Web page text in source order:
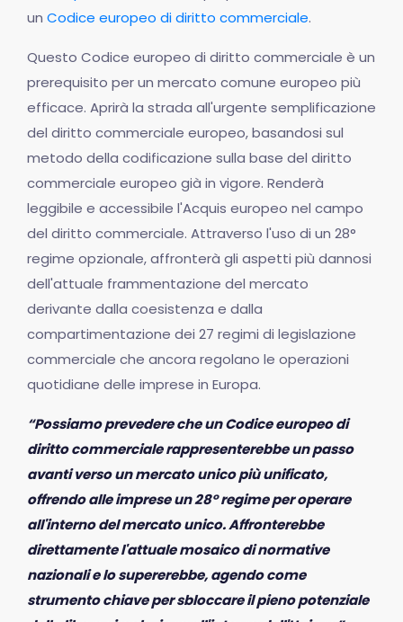
un Codice europeo di diritto commerciale.
Questo Codice europeo di diritto commerciale è un
prerequisito per un mercato comune europeo più
efficace. Aprirà la strada all'urgente semplificazione
del diritto commerciale europeo, basandosi sul
metodo della codificazione sulla base del diritto
commerciale europeo già in vigore. Renderà
leggibile e accessibile l'Acquis europeo nel campo
del diritto commerciale. Attraverso l'uso di un 28°
regime opzionale, affronterà gli aspetti più dannosi
dell'attuale frammentazione del mercato
derivante dalla coesistenza e dalla
compartimentazione dei 27 regimi di legislazione
commerciale che ancora regolano le operazioni
quotidiane delle imprese in Europa.
“Possiamo prevedere che un Codice europeo di
diritto commerciale rappresenterebbe un passo
avanti verso un mercato unico più unificato,
offrendo alle imprese un 28° regime per operare
all'interno del mercato unico. Affronterebbe
direttamente l'attuale mosaico di normative
nazionali e lo supererebbe, agendo come
strumento chiave per sbloccare il pieno potenziale